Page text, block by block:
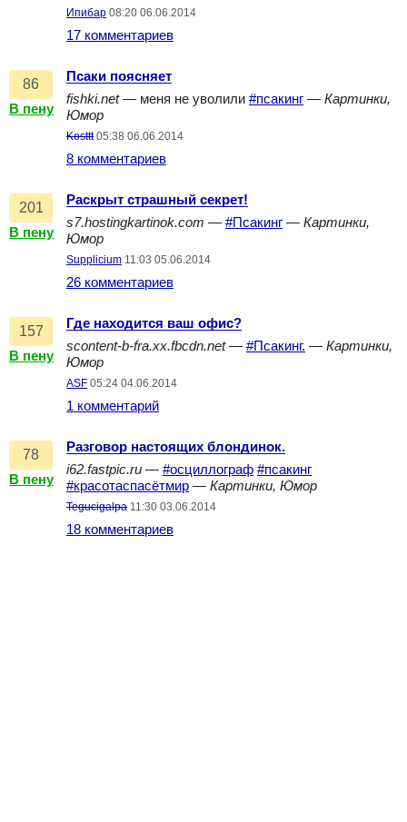
Ипибар 08:20 06.06.2014
17 комментариев
86
В пену
Псаки поясняет
fishki.net— меня не уволили #псакинг — Картинки,
Юмор
Kosttt 05:38 06.06.2014
8 комментариев
201
В пену
Раскрыт страшный секрет!
s7.hostingkartinok.com — #Псакинг — Картинки,
Юмор
Supplicium 11:03 05.06.2014
26 комментариев
157
В пену
Где находится ваш офис?
scontent-b-fra.xx.fbcdn.net— #Псакинг. — Картинки,
Юмор
ASF 05:24 04.06.2014
1 комментарий
78
В пену
Разговор настоящих блондинок.
i62.fastpic.ru — #осциллограф #псакинг
#красотаспасётмир — Картинки, Юмор
Tegucigalpa 11:30 03.06.2014
18 комментариев